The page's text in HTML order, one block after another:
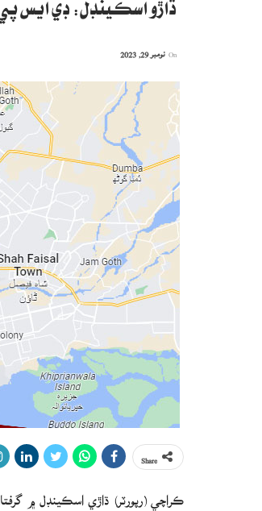
ڌاڙو اسڪينڊل: ڊي ايس
ڪراچي (رپورٽر) ڌاڙي اسڪينڊل ۾